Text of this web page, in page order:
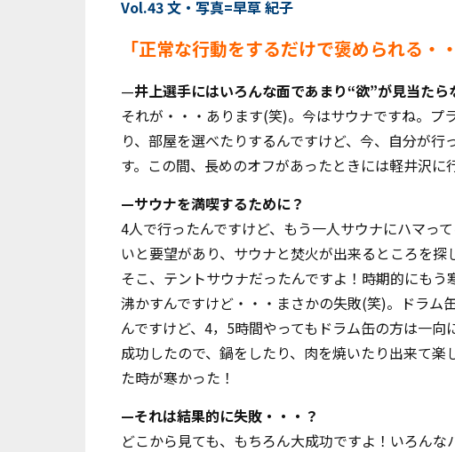
Vol.43 文・写真=早草 紀子
「正常な行動をするだけで褒められる・
—井上選手にはいろんな面であまり“欲”が見当た
それが・・・あります(笑)。今はサウナですね。プ
り、部屋を選べたりするんですけど、今、自分が
す。この間、長めのオフがあったときには軽井沢に
—サウナを満喫するために？
4人で行ったんですけど、もう一人サウナにハマっ
いと要望があり、サウナと焚火が出来るところを探
そこ、テントサウナだったんですよ！時期的にも
沸かすんですけど・・・まさかの失敗(笑)。ドラム
んですけど、4，5時間やってもドラム缶の方は一
成功したので、鍋をしたり、肉を焼いたり出来て
た時が寒かった！
—それは結果的に失敗・・・？
どこから見ても、もちろん大成功ですよ！いろん